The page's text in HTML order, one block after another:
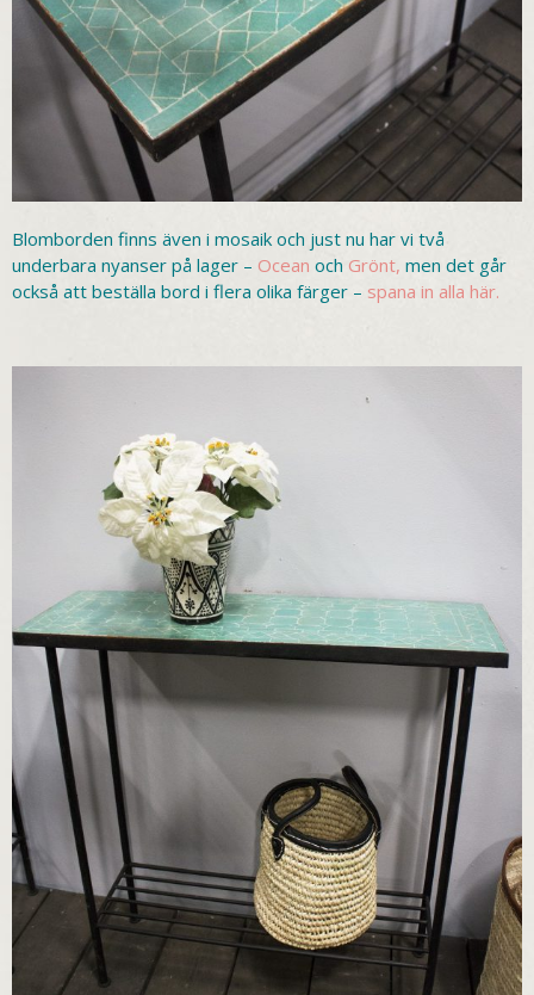
Blomborden finns även i mosaik och just nu har vi två
underbara nyanser på lager – Ocean och Grönt, men det går
också att beställa bord i flera olika färger – spana in alla här.